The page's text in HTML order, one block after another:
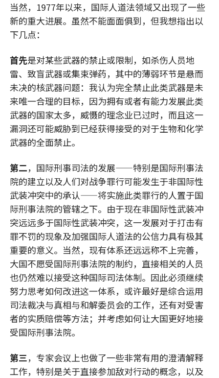
当然，1977年以来，国际人道法领域又出现了一些
新的重大进展。虽然不能面面俱到，但我想指出以
下几点：
首先是对某些武器的禁止或限制，如杀伤人员地
雷、致盲武器或集束弹药，其中的薄弱环节是悬而
未决的核武器问题：我认为完全禁止此类武器是未
来唯一合理的目标，因为拥有或者有能力发展此类
武器的国家太多，威慑的理念业已过时，而且这一
漏洞还可能威胁到已经获得接受的对于生物和化学
武器的全面禁止。
第二，国际刑事司法的发展——特别是国际刑事法
院的建立以及人们对战争罪行可能发生于非国际性
武装冲突中的承认——将实施此类罪行的人置于国
际刑事法院的管辖之下。由于现在非国际性武装冲
突远远多于国际性武装冲突，这一发展对于打击有
罪不罚的现象及加强国际人道法的公信力具有极其
重要的意义。当然，现有体系还远远称不上完善，
大国不愿受国际刑事法院的制约，直接相关的人员
也仍然难以接受这种国际司法体制。因此必须继续
努力思考如何改进这一体系，或许最好是综合运用
司法裁决与真相与和解委员会的工作，还有对受害
者的实质赔偿等方法；并考虑如何让大国更好地接
受国际刑事法院。
第三，专家会议上也做了一些非常有用的澄清解释
工作，特别是关于直接参加敌对行动的概念，以及